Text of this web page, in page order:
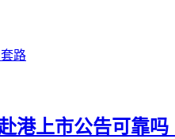
港上市公告可靠吗